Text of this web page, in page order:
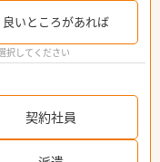
良いところがあれば
択してください
契約社員